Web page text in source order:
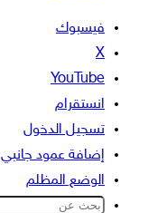
فيسبوك
‫X
‫YouTube
انستقرام
تسجيل الدخول
إضافة عمود جانبي
الوضع المظلم